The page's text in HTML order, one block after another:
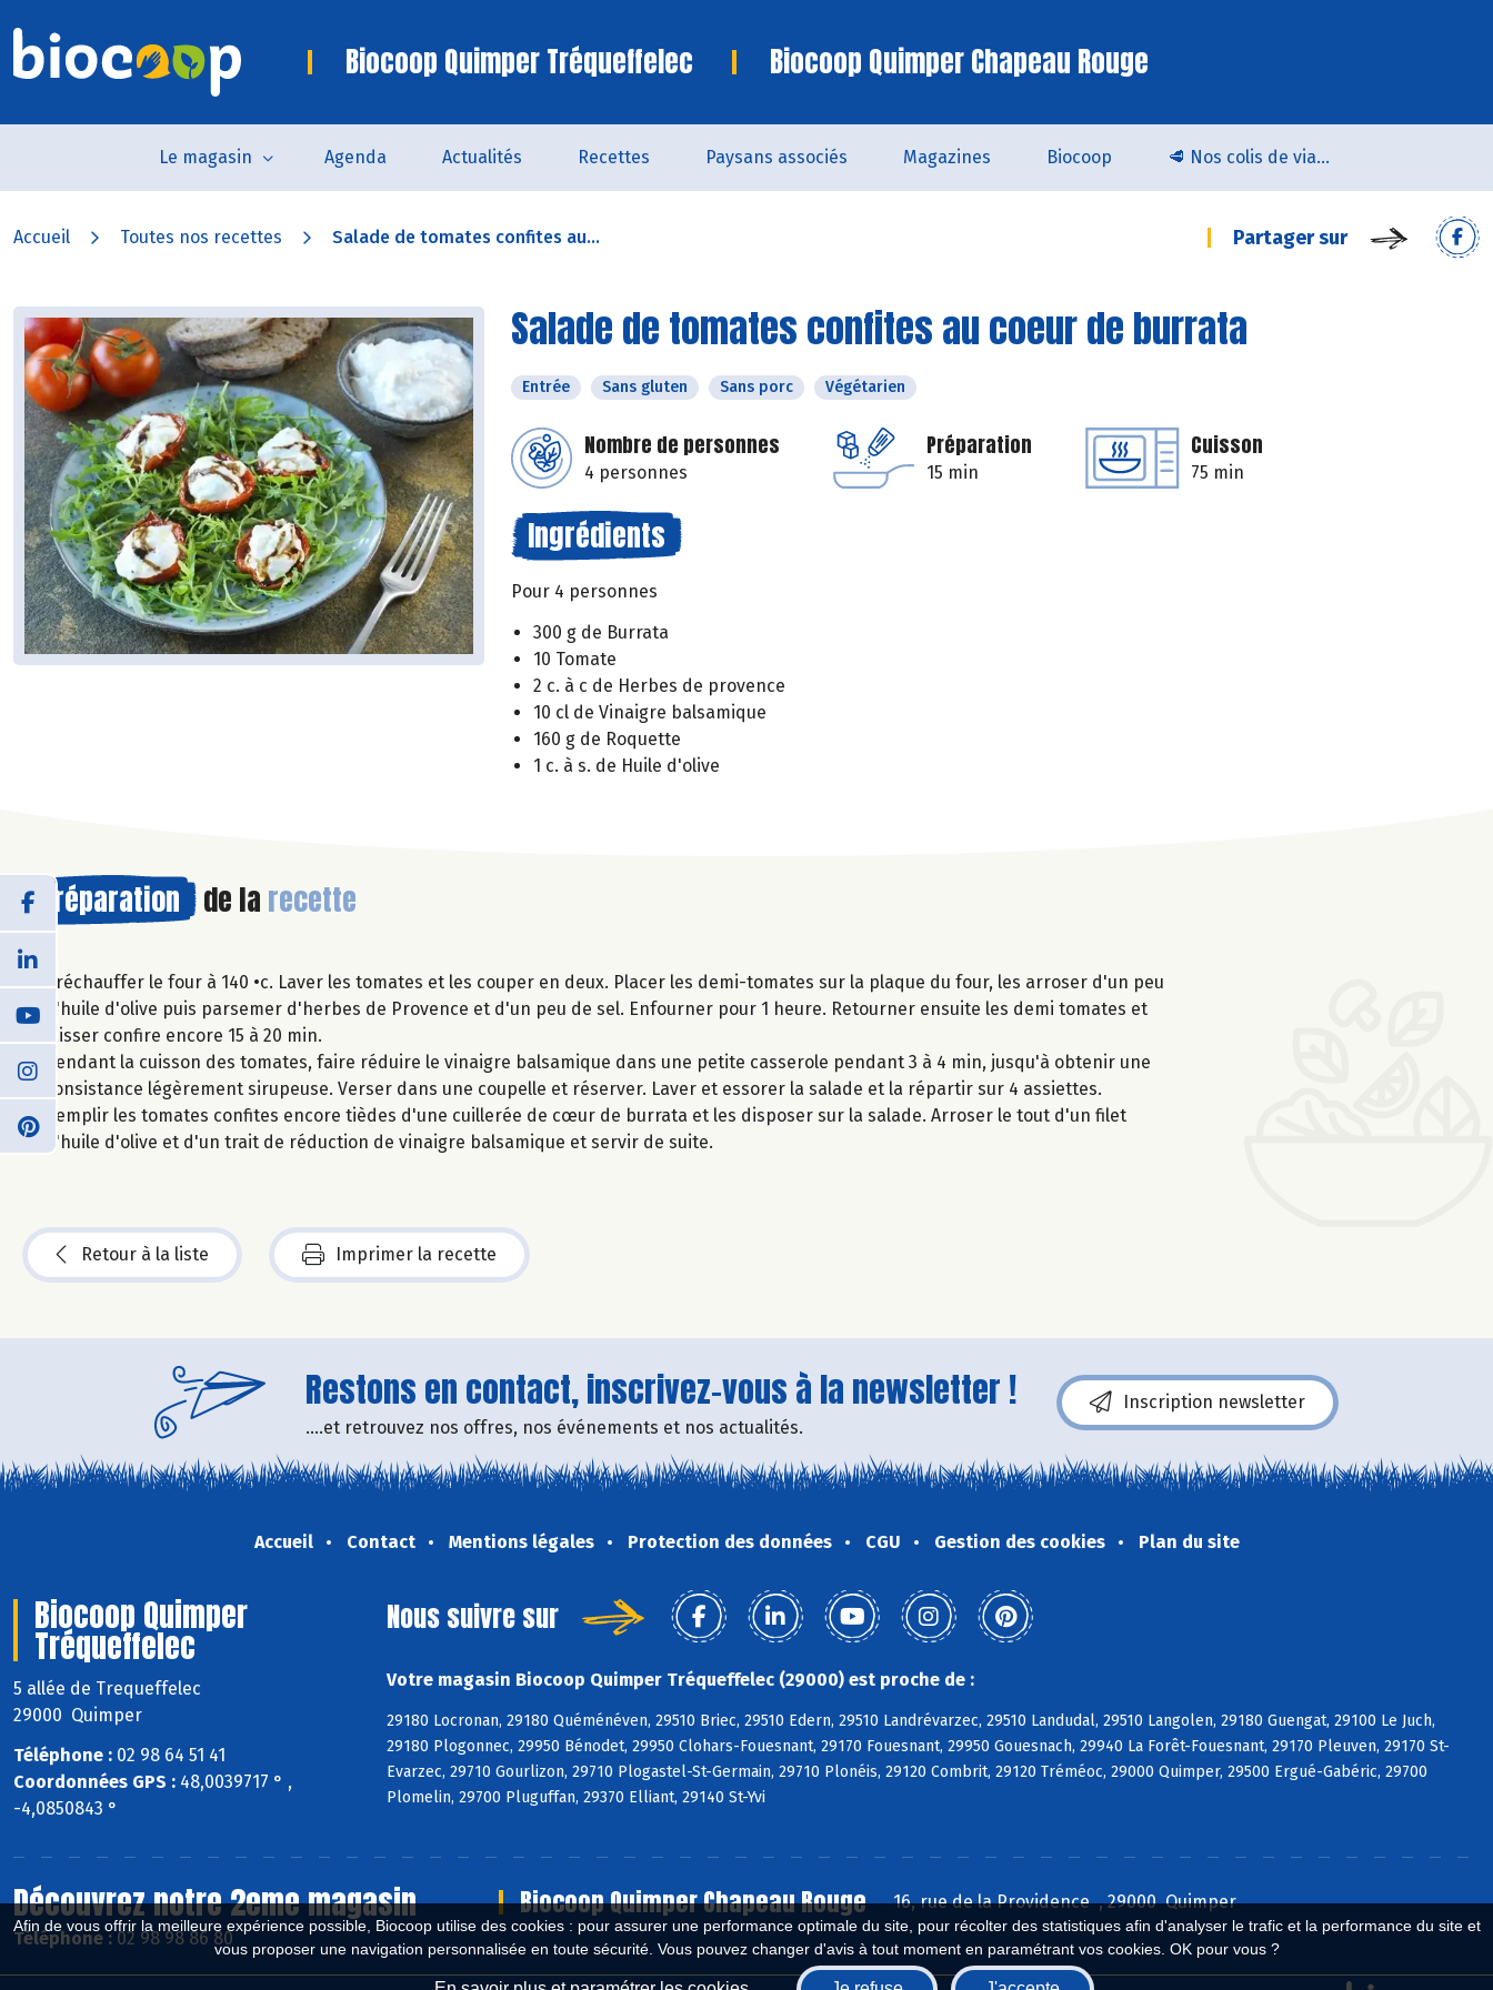
Afin de vous offrir la meilleure expérience possible, Biocoop utilise des cookies : pour assurer une performance optimale du site, pour récolter des statistiques afin d'analyser le trafic et la performance du site et
vous proposer une navigation personnalisée en toute sécurité. Vous pouvez changer d'avis à tout moment en paramétrant vos cookies. OK pour vous ?
Biocoop Quimper Tréqueffelec Biocoop Quimper Chapeau Rouge
Le magasin Agenda Actualités Recettes Paysans associés Magazines Biocoop 🥩 Nos colis de viande bio & locale arrivent chez Biocoop Quimper !
Accueil Toutes nos recettes Salade de tomates confites au... Partager sur
Salade de tomates confites au coeur de burrata
Entrée Sans gluten Sans porc Végétarien
Nombre de personnes
4 personnes
Préparation
15 min
Cuisson
75 min
Ingrédients
Pour 4 personnes
300 g de Burrata
10 Tomate
2 c. à c de Herbes de provence
10 cl de Vinaigre balsamique
160 g de Roquette
1 c. à s. de Huile d'olive
Préparation de la recette
Préchauffer le four à 140 •c. Laver les tomates et les couper en deux. Placer les demi-tomates sur la plaque du four, les arroser d'un peu
d'huile d'olive puis parsemer d'herbes de Provence et d'un peu de sel. Enfourner pour 1 heure. Retourner ensuite les demi tomates et
laisser confire encore 15 à 20 min.
Pendant la cuisson des tomates, faire réduire le vinaigre balsamique dans une petite casserole pendant 3 à 4 min, jusqu'à obtenir une
consistance légèrement sirupeuse. Verser dans une coupelle et réserver. Laver et essorer la salade et la répartir sur 4 assiettes.
Remplir les tomates confites encore tièdes d'une cuillerée de cœur de burrata et les disposer sur la salade. Arroser le tout d'un filet
d'huile d'olive et d'un trait de réduction de vinaigre balsamique et servir de suite.
Retour à la liste Imprimer la recette
Restons en contact, inscrivez-vous à la newsletter !
....et retrouvez nos offres, nos événements et nos actualités.
Inscription newsletter
Accueil Contact Mentions légales Protection des données CGU Gestion des cookies Plan du site
Biocoop Quimper
Tréqueffelec
5 allée de Trequeffelec
29000 Quimper
Téléphone : 02 98 64 51 41
Coordonnées GPS : 48,0039717 ° ,
-4,0850843 °
Nous suivre sur
Votre magasin Biocoop Quimper Tréqueffelec (29000) est proche de :
29180 Locronan, 29180 Quéménéven, 29510 Briec, 29510 Edern, 29510 Landrévarzec, 29510 Landudal, 29510 Langolen, 29180 Guengat, 29100 Le Juch,
29180 Plogonnec, 29950 Bénodet, 29950 Clohars-Fouesnant, 29170 Fouesnant, 29950 Gouesnach, 29940 La Forêt-Fouesnant, 29170 Pleuven, 29170 St-
Evarzec, 29710 Gourlizon, 29710 Plogastel-St-Germain, 29710 Plonéis, 29120 Combrit, 29120 Tréméoc, 29000 Quimper, 29500 Ergué-Gabéric, 29700
Plomelin, 29700 Pluguffan, 29370 Elliant, 29140 St-Yvi
Découvrez notre 2eme magasin Biocoop Quimper Chapeau Rouge
16, rue de la Providence , 29000 Quimper
Téléphone : 02 98 98 86 80